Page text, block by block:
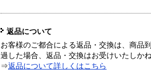
返品について
お客様のご都合による返品・交換は、商品
過した場合、返品・交換はお受けいたしかね
⇒返品について詳しくはこちら